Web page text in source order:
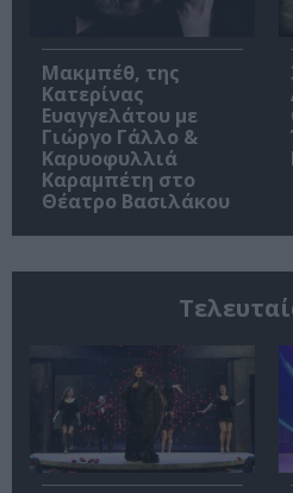
Μακμπέθ, της
Κατερίνας
Ευαγγελάτου με
Γιώργο Γάλλο &
Καρυοφυλλιά
Καραμπέτη στο
Θέατρο Βασιλάκου